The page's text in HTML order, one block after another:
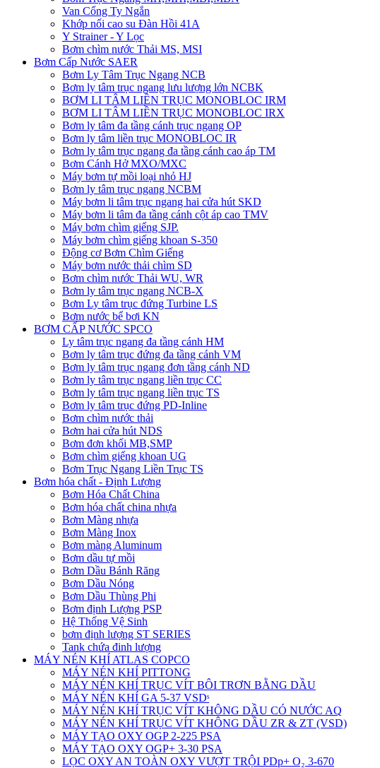
Van Cổng Ty Ngắn
Khớp nối cao su Đàn Hồi 41A
Y Strainer - Y Lọc
Bơm chìm nước Thải MS, MSI
Bơm Cấp Nước SAER
Bơm Ly Tâm Trục Ngang NCB
Bơm ly tâm trục ngang lưu lượng lớn NCBK
BƠM LI TÂM LIỀN TRỤC MONOBLOC IRM
BƠM LI TÂM LIỀN TRỤC MONOBLOC IRX
Bơm ly tâm đa tầng cánh trục ngang OP
Bơm ly tâm liền trục MONOBLOC IR
Bơm ly tâm trục ngang đa tầng cánh cao áp TM
Bơm Cánh Hở MXO/MXC
Máy bơm tự mồi loại nhỏ HJ
Bơm ly tâm trục ngang NCBM
Máy bơm li tâm trục ngang hai cửa hút SKD
​Máy bơm li tâm đa tầng cánh cột áp cao TMV
Máy bơm chìm giếng SJP.
Máy bơm chìm giếng khoan S-350
Động cơ Bơm Chìm Giếng
​Máy bơm nước thải chìm SD
Bơm chìm nước Thải WU, WR
Bơm ly tâm trục ngang NCB-X
Bơm Ly tâm trục đứng Turbine LS
Bơm nước bể bơi KN
BƠM CẤP NƯỚC SPCO
Ly tâm trục ngang đa tầng cánh HM
Bơm ly tâm trục đứng đa tầng cánh VM
Bơm ly tâm trục ngang đơn tầng cánh ND
Bơm ly tâm trục ngang liền trục CC
Bơm ly tâm trục ngang liền trục TS
Bơm ly tâm trục đứng PD-Inline
Bơm chìm nước thải
Bơm hai cửa hút NDS
Bơm đơn khối MB,SMP
Bơm chìm giếng khoan UG
Bơm Trục Ngang Liền Trục TS
Bơm hóa chất - Định Lượng
Bơm Hóa Chất China
Bơm hóa chất china nhựa
Bơm Màng nhựa
Bơm Màng Inox
Bơm màng Aluminum
Bơm dầu tự mồi
Bơm Dầu Bánh Răng
Bơm Dầu Nóng
Bơm Dầu Thùng Phi
Bơm định Lượng PSP
Hệ Thống Vệ Sinh
bơm định lượng ST SERIES
Tank chứa đinh lượng
MÁY NÉN KHÍ ATLAS COPCO
MÁY NÉN KHÍ PITTONG
MÁY NÉN KHÍ TRỤC VÍT BÔI TRƠN BẰNG DẦU
MÁY NÉN KHÍ GA 5-37 VSDˢ
MÁY NÉN KHÍ TRỤC VÍT KHÔNG DẦU CÓ NƯỚC AQ
MÁY NÉN KHÍ TRỤC VÍT KHÔNG DẦU ZR & ZT (VSD)
MÁY TẠO OXY OGP 2-225 PSA
MÁY TẠO OXY OGP+ 3-30 PSA
LỌC OXY AN TOÀN OXY VƯỢT TRỘI PDp+ O₂ 3-670